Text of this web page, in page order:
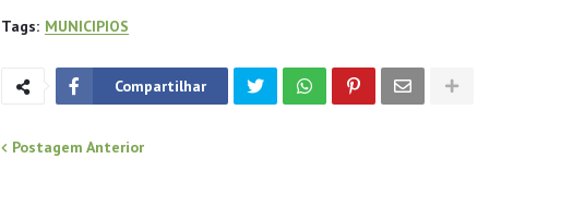
Tags: MUNICIPIOS
Compartilhar
Postagem Anterior